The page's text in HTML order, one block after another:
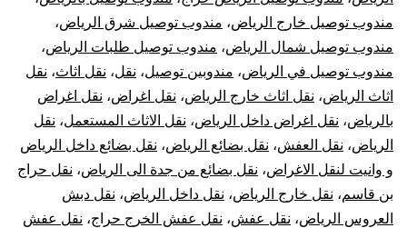
مندوب توصيل خارج الرياض، مندوب توصيل شرق الرياض،
مندوب توصيل شمال الرياض، مندوب توصيل طلبات الرياض،
مندوب توصيل في الرياض، مندوبين توصيل، نقل، نقل اثاث، نقل
اثاث الرياض، نقل اثاث خارج الرياض، نقل اغراض، نقل اغراض
بالرياض، نقل اغراض داخل الرياض، نقل الاثاث المستعمل، نقل
الرياض، نقل العفش، نقل بضائع الرياض، نقل بضائع داخل الرياض
و وانيت لنقل الاغراض، نقل بضائع من جدة الى الرياض، نقل حراج
بن قاسم، نقل خارج الرياض، نقل داخل الرياض، نقل دبش
العروس الرياض، نقل عفش، نقل عفش الخرج حراج، نقل عفش